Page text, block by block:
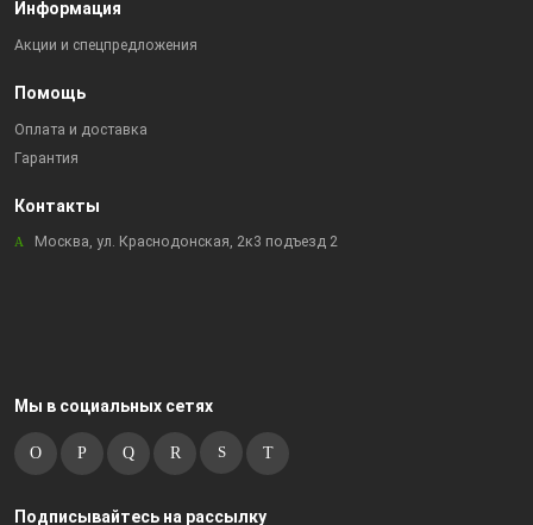
Информация
Акции и спецпредложения
Помощь
Оплата и доставка
Гарантия
Контакты
Москва, ул. Краснодонская, 2к3 подъезд 2
Мы в социальных сетях
Подписывайтесь на рассылку